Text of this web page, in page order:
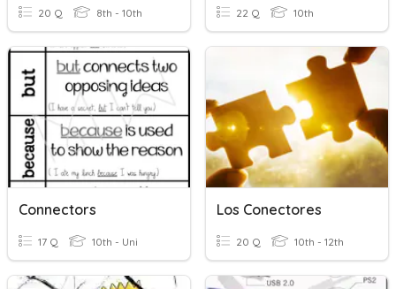
20 Q 8th - 10th 22 Q 10th
Connectors
17 Q 10th - Uni
Los Conectores
20 Q 10th - 12th